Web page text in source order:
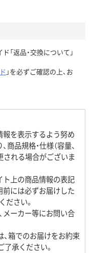
「返品・交換について」
」を必ずご確認の上、お
報を表示するよう努め
品規格・仕様（容量、
される場合がございま
ト上の商品情報の表記
前には必ずお届けした
ださい。
メーカー等にお問い合
、箱でのお届けをお約束
承ください。